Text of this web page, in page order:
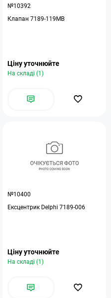
№10392
Клапан 7189-119MB
Ціну уточнюйте
На складі (1)
№10400
Ексцентрик Delphi 7189-006
Ціну уточнюйте
На складі (1)